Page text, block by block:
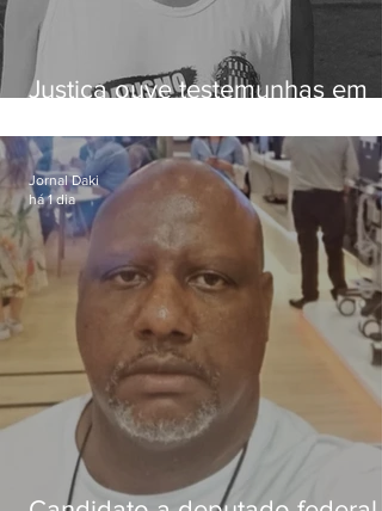
Justiça ouve testemunhas em
dívida de R$ 25
Jornal Daki
há 1 dia